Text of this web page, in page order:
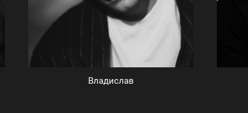
Владислав